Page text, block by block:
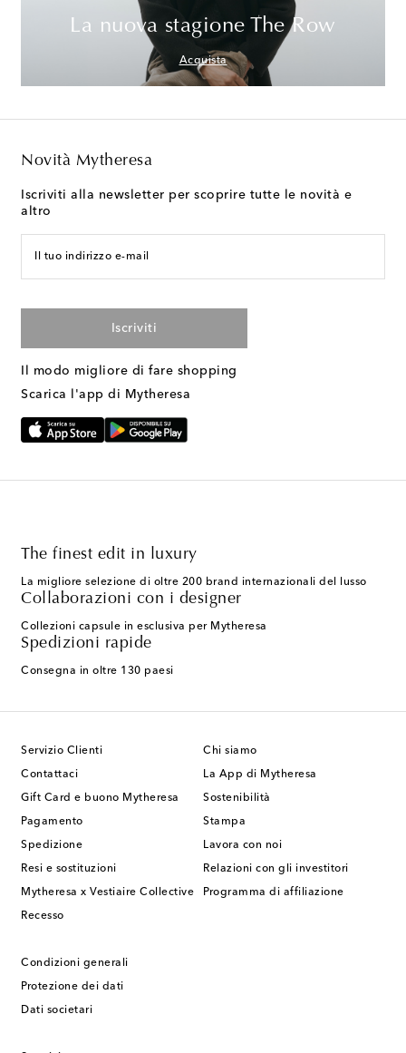
La nuova stagione The Row
Acquista
Novità Mytheresa
Iscriviti alla newsletter per scoprire tutte le novità e
altro
Il tuo indirizzo e-mail
Iscriviti
Il modo migliore di fare shopping
Scarica l'app di Mytheresa
The finest edit in luxury
La migliore selezione di oltre 200 brand internazionali del lusso
Collaborazioni con i designer
Collezioni capsule in esclusiva per Mytheresa
Spedizioni rapide
Consegna in oltre 130 paesi
Servizio Clienti
Contattaci
Gift Card e buono Mytheresa
Pagamento
Spedizione
Resi e sostituzioni
Mytheresa x Vestiaire Collective
Recesso
Chi siamo
La App di Mytheresa
Sostenibilità
Stampa
Lavora con noi
Relazioni con gli investitori
Programma di affiliazione
Condizioni generali
Protezione dei dati
Dati societari